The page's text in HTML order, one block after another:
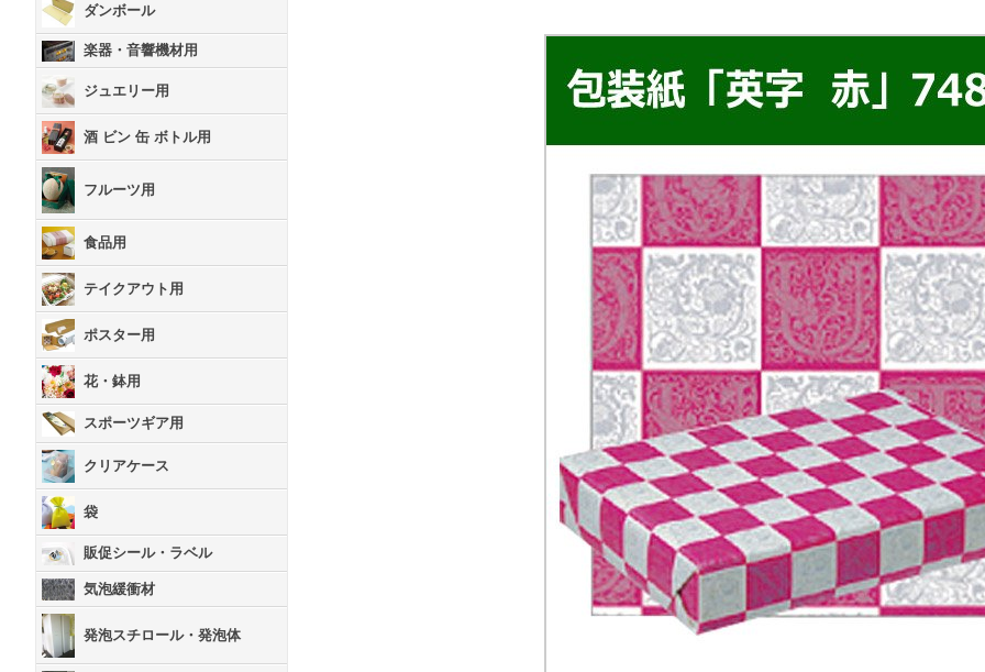
ダンボール
楽器・音響機材用
ジュエリー用
酒 ビン 缶 ボトル用
フルーツ用
食品用
テイクアウト用
ポスター用
花・鉢用
スポーツギア用
クリアケース
袋
販促シール・ラベル
気泡緩衝材
発泡スチロール・発泡体